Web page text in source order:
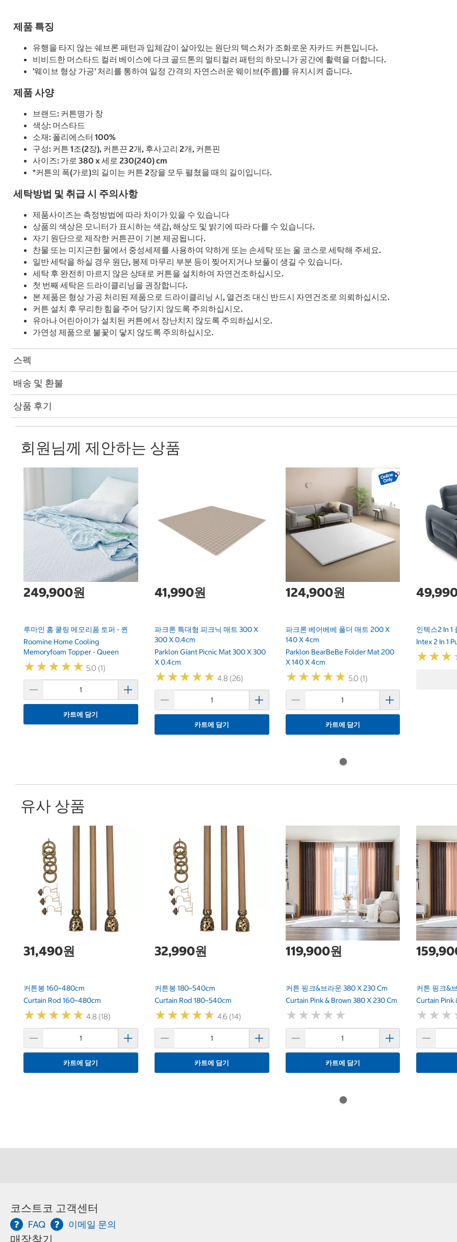
제품 특징
유행을 타지 않는 쉐브론 패턴과 입체감이 살아있는 원단의 텍스처가 조화로운 자카드 커튼입니다.
비비드한 머스타드 컬러 베이스에 다크 골드톤의 멀티컬러 패턴의 하모니가 공간에 활력을 더합니다.
'웨이브 형상 가공' 처리를 통하여 일정 간격의 자연스러운 웨이브(주름)를 유지시켜 줍니다.
제품 사양
브랜드: 커튼명가 창
색상: 머스타드
소재: 폴리에스터 100%
구성: 커튼 1조(2장), 커튼끈 2개, 후사고리 2개, 커튼핀
사이즈: 가로 380 x 세로 230(240) cm
*커튼의 폭(가로)의 길이는 커튼 2장을 모두 펼쳤을 때의 길이입니다.
세탁방법 및 취급 시 주의사항
제품사이즈는 측정방법에 따라 차이가 있을 수 있습니다
상품의 색상은 모니터가 표시하는 색감, 해상도 및 밝기에 따라 다를 수 있습니다.
자기 원단으로 제작한 커튼끈이 기본 제공됩니다.
찬물 또는 미지근한 물에서 중성세제를 사용하여 약하게 또는 손세탁 또는 울 코스로 세탁해 주세요.
일반 세탁을 하실 경우 원단, 봉제 마무리 부분 등이 찢어지거나 보풀이 생길 수 있습니다.
세탁 후 완전히 마르지 않은 상태로 커튼을 설치하여 자연건조하십시오.
첫 번째 세탁은 드라이클리닝을 권장합니다.
본 제품은 형상 가공 처리된 제품으로 드라이클리닝 시, 열건조 대신 반드시 자연건조로 의뢰하십시오.
커튼 설치 후 무리한 힘을 주어 당기지 않도록 주의하십시오.
유아나 어린아이가 설치된 커튼에서 장난치지 않도록 주의하십시오.
가연성 제품으로 불꽃이 닿지 않도록 주의하십시오.
스펙
배송 및 환불
상품 후기
회원님께 제안하는 상품
249,900원
루마인 홈 쿨링 메모리폼 토퍼 - 퀸
Roomine Home Cooling
Memoryfoam Topper - Queen
★★★★★
★★★★★ 5.0 (1)
카트에 담기
41,990원
파크론 특대형 피크닉 매트 300 X
300 X 0.4cm
Parklon Giant Picnic Mat 300 X 300
X 0.4cm
★★★★★
★★★★★ 4.8 (26)
카트에 담기
124,900원
파크론 베어베베 폴더 매트 200 X
140 X 4cm
Parklon BearBeBe Folder Mat 200
X 140 X 4cm
★★★★★
★★★★★ 5.0 (1)
카트에 담기
인텍스2 In 1
Intex 2 In 1
★★★
★★★
유사 상품
31,490원
커튼봉 160~480cm
Curtain Rod 160~480cm
★★★★★
★★★★★ 4.8 (18)
카트에 담기
32,990원
커튼봉 180~540cm
Curtain Rod 180~540cm
★★★★★
★★★★★ 4.6 (14)
카트에 담기
119,900원
커튼 핑크&브라운 380 X 230 Cm
Curtain Pink & Brown 380 X 230 Cm
★ ★ ★ ★ ★
★ ★ ★ ★ ★
카트에 담기
커튼 핑크&
Curtain Pink
★ ★ ★
★ ★ ★
코스트코 고객센터
FAQ 이메일 문의
매장찾기